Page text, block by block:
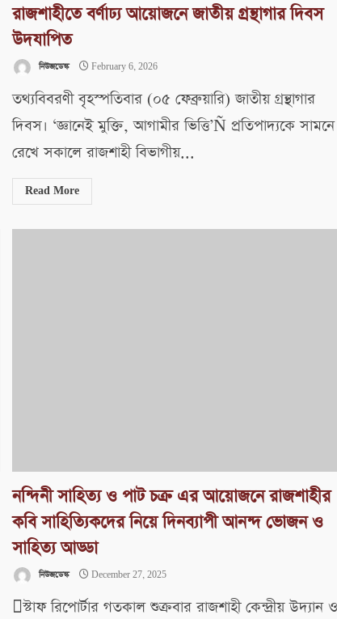
রাজশাহীতে বর্ণাঢ্য আয়োজনে জাতীয় গ্রন্থাগার দিবস
উদযাপিত
নিউজডেস্ক February 6, 2026
তথ্যবিবরণী বৃহস্পতিবার (০৫ ফেব্রুয়ারি) জাতীয় গ্রন্থাগার
দিবস। ‘জ্ঞানেই মুক্তি, আগামীর ভিত্তি’Ñ প্রতিপাদ্যকে সামনে
রেখে সকালে রাজশাহী বিভাগীয়...
Read More
নন্দিনী সাহিত্য ও পাট চক্র এর আয়োজনে রাজশাহীর
কবি সাহিত্যিকদের নিয়ে দিনব্যাপী আনন্দ ভোজন ও
সাহিত্য আড্ডা
নিউজডেস্ক December 27, 2025
স্টাফ রিপোর্টার গতকাল শুক্রবার রাজশাহী কেন্দ্রীয় উদ্যান